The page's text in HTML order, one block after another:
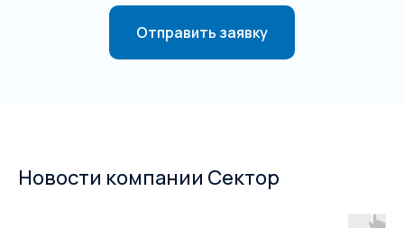
Отправить заявку
Новости компании Сектор